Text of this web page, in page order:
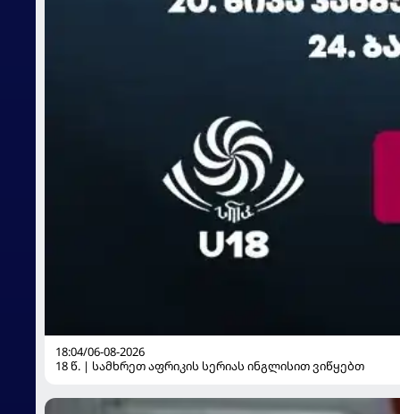
18:04/06-08-2026
18 წ. | სამხრეთ აფრიკის სერიას ინგლისით ვიწყებთ